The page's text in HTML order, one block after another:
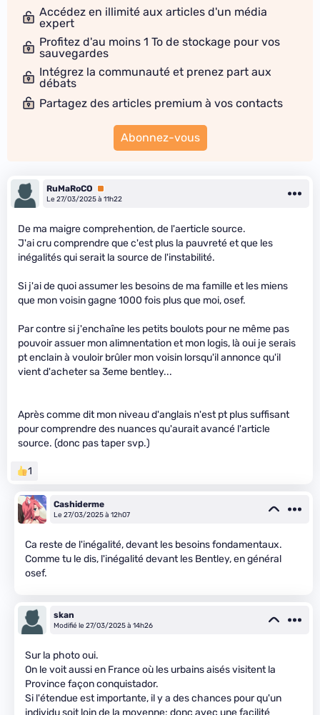
Accédez en illimité aux articles d'un média
expert
Profitez d'au moins 1 To de stockage pour vos
sauvegardes
Intégrez la communauté et prenez part aux
débats
Partagez des articles premium à vos contacts
Abonnez-vous
RuMaRoCO
Premium
Le 27/03/2025 à 11h22
De ma maigre comprehention, de l'aerticle source.
J'ai cru comprendre que c'est plus la pauvreté et que les
inégalités qui serait la source de l'instabilité.
Si j'ai de quoi assumer les besoins de ma famille et les miens
que mon voisin gagne 1000 fois plus que moi, osef.
Par contre si j'enchaîne les petits boulots pour ne même pas
pouvoir assuer mon alimnentation et mon logis, là oui je serais
pt enclain à vouloir brûler mon voisin lorsqu'il annonce qu'il
vient d'acheter sa 3eme bentley...
Après comme dit mon niveau d'anglais n'est pt plus suffisant
pour comprendre des nuances qu'aurait avancé l'article
source. (donc pas taper svp.)
1
Cashiderme
Le 27/03/2025 à 12h07
Ca reste de l'inégalité, devant les besoins fondamentaux.
Comme tu le dis, l'inégalité devant les Bentley, en général
osef.
skan
Modifié le 27/03/2025 à 14h26
Sur la photo oui.
On le voit aussi en France où les urbains aisés visitent la
Province façon conquistador.
Si l'étendue est importante, il y a des chances pour qu'un
individu soit loin de la moyenne: donc avec une facilité